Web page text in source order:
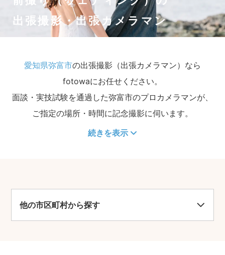
出張撮影・出張カメラマン
愛知県弥富市の出張撮影（出張カメラマン）なら
fotowaにお任せください。
面談・実技試験を通過した弥富市のプロカメラマンが、
ご指定の場所・時間に記念撮影に伺います。
続きを表示
他の市区町村から探す